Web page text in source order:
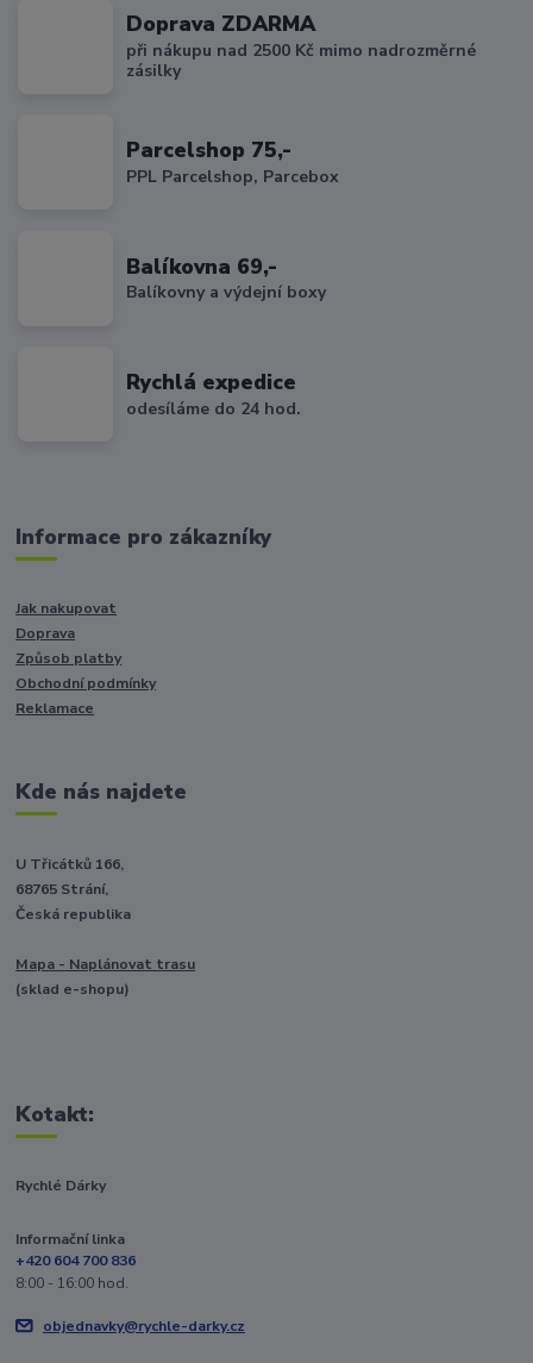
Doprava ZDARMA
při nákupu nad 2500 Kč mimo nadrozměrné
zásilky
Parcelshop 75,-
PPL Parcelshop, Parcebox
Balíkovna 69,-
Balíkovny a výdejní boxy
Rychlá expedice
odesíláme do 24 hod.
Informace pro zákazníky
Jak nakupovat
Doprava
Způsob platby
Obchodní podmínky
Reklamace
Kde nás najdete
U Třicátků 166,
68765 Strání,
Česká republika
Mapa - Naplánovat trasu
(sklad e-shopu)
Kotakt:
Rychlé Dárky
Informační linka
+420 604 700 836
8:00 - 16:00 hod.
objednavky@rychle-darky.cz